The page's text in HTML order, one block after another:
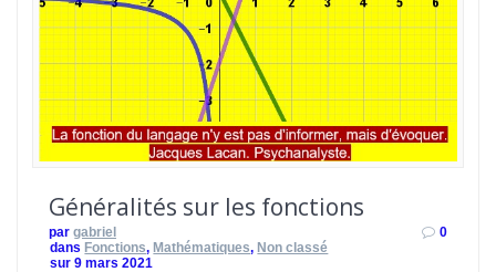
Généralités sur les fonctions
par gabriel
dans Fonctions, Mathématiques, Non classé
sur 9 mars 2021
0